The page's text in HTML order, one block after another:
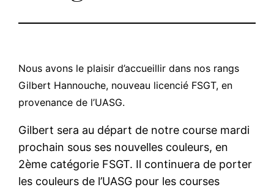
Nous avons le plaisir d’accueillir dans nos rangs
Gilbert Hannouche, nouveau licencié FSGT, en
provenance de l’UASG.
Gilbert sera au départ de notre course mardi
prochain sous ses nouvelles couleurs, en
2ème catégorie FSGT. Il continuera de porter
les couleurs de l’UASG pour les courses